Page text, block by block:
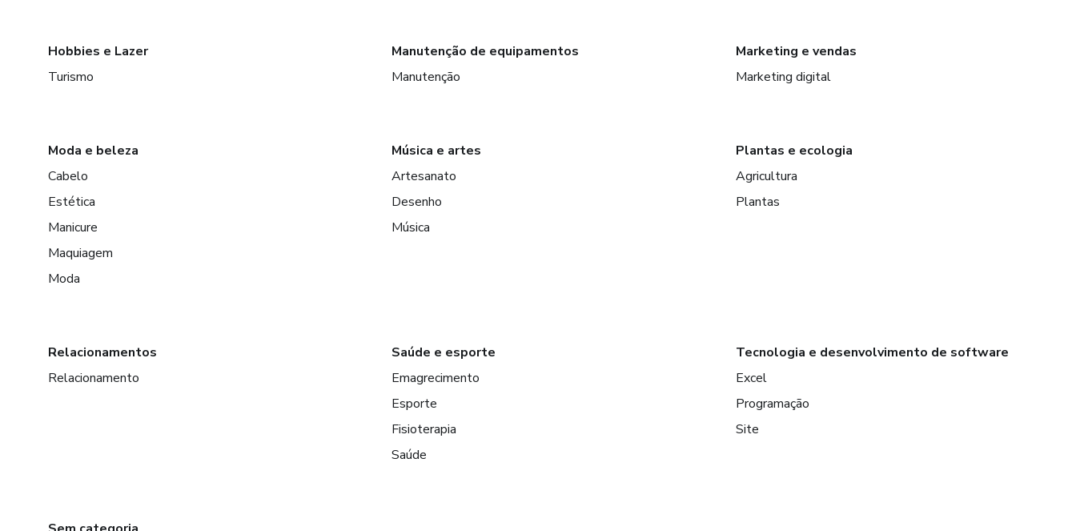
Hobbies e Lazer
Turismo
Manutenção de equipamentos
Manutenção
Marketing e vendas
Marketing digital
Moda e beleza
Cabelo
Estética
Manicure
Maquiagem
Moda
Música e artes
Artesanato
Desenho
Música
Plantas e ecologia
Agricultura
Plantas
Relacionamentos
Relacionamento
Saúde e esporte
Emagrecimento
Esporte
Fisioterapia
Saúde
Tecnologia e desenvolvimento de software
Excel
Programação
Site